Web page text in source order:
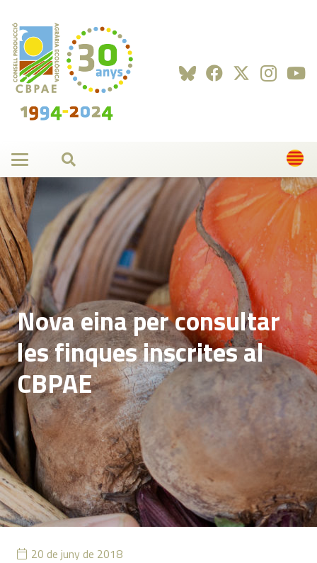
Nova eina per consultar
les finques inscrites al
CBPAE
20 de juny de 2018